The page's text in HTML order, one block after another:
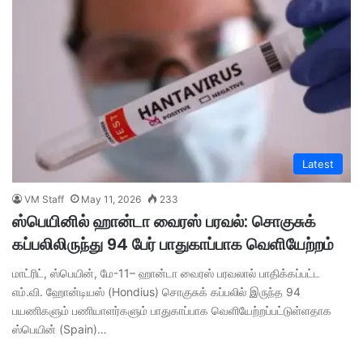
Latest
VM Staff May 11, 2026 233
ஸ்பெயினில் ஹான்டா வைரஸ் பரவல்: சொகுசுக்
கப்பலிலிருந்து 94 பேர் பாதுகாப்பாக வெளியேற்றம்
மாட்ரிட், ஸ்பெயின், மே-11– ஹான்டா வைரஸ் பரவலால் பாதிக்கப்பட்ட
எம்.வி. ஹோன்டியஸ் (Hondius) சொகுசுக் கப்பலில் இருந்த 94
பயணிகளும் பணியாளர்களும் பாதுகாப்பாக வெளியேற்றப்பட்டுள்ளதாக
ஸ்பெயின் (Spain)…